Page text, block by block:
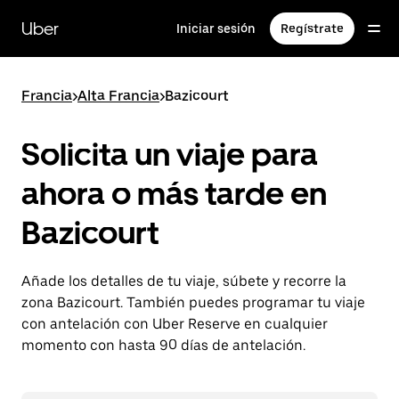
contenido
principal
Uber Iniciar sesión Regístrate
Francia>Alta Francia>Bazicourt
Solicita un viaje para
ahora o más tarde en
Bazicourt
Añade los detalles de tu viaje, súbete y recorre la
zona Bazicourt. También puedes programar tu viaje
con antelación con Uber Reserve en cualquier
momento con hasta 90 días de antelación.